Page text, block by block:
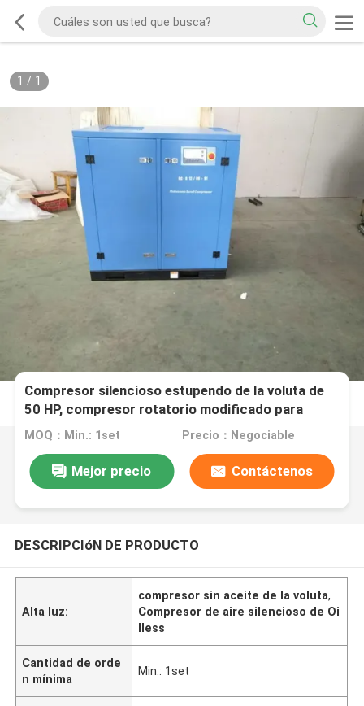
1 / 1
Compresor silencioso estupendo de la voluta de
50 HP, compresor rotatorio modificado para
requisitos particulares de la voluta
MOQ：Min.: 1set Precio：Negociable
Mejor precio Contáctenos
DESCRIPCIóN DE PRODUCTO
Alta luz:
compresor sin aceite de la voluta,
Compresor de aire silencioso de Oi
lless
Cantidad de orde
n mínima
Min.: 1set